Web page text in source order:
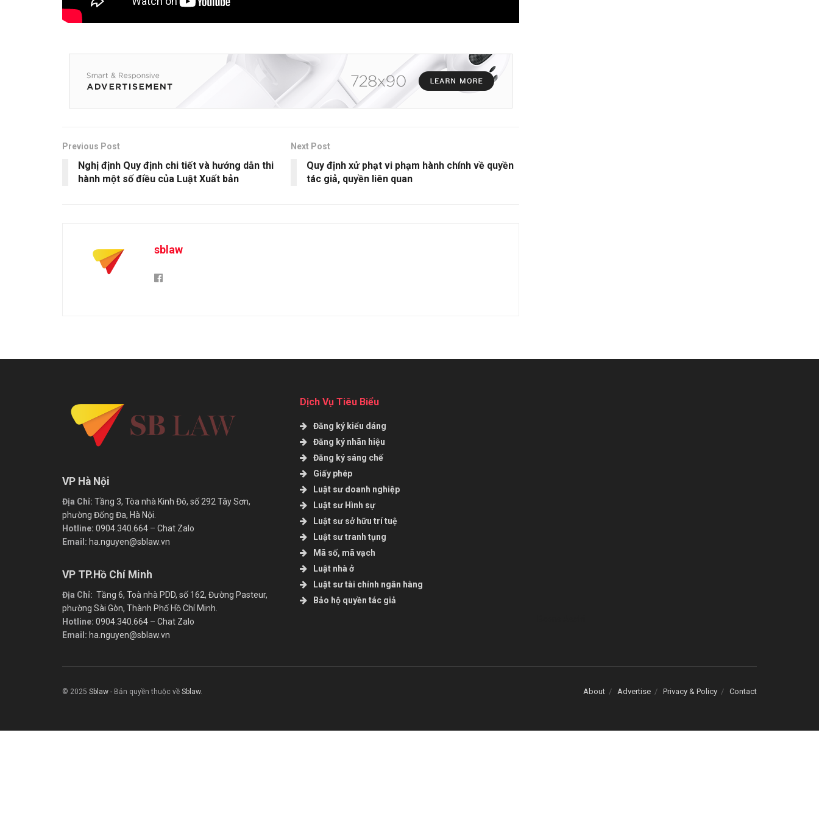
Previous Post
Nghị định Quy định chi tiết và hướng dẫn thi
hành một số điều của Luật Xuất bản
Next Post
Quy định xử phạt vi phạm hành chính về quyền
tác giả, quyền liên quan
sblaw
VP Hà Nội
Địa Chỉ: Tầng 3, Tòa nhà Kinh Đô, số 292 Tây Sơn,
phường Đống Đa, Hà Nội.
Hotline: 0904.340.664 – Chat Zalo
Email: ha.nguyen@sblaw.vn
VP TP.Hồ Chí Minh
Địa Chỉ: Tầng 6, Toà nhà PDD, số 162, Đường Pasteur,
phường Sài Gòn, Thành Phố Hồ Chí Minh.
Hotline: 0904.340.664 – Chat Zalo
Email: ha.nguyen@sblaw.vn
Dịch Vụ Tiêu Biểu
Đăng ký kiểu dáng
Đăng ký nhãn hiệu
Đăng ký sáng chế
Giấy phép
Luật sư doanh nghiệp
Luật sư Hình sự
Luật sư sở hữu trí tuệ
Luật sư tranh tụng
Mã số, mã vạch
Luật nhà ở
Luật sư tài chính ngân hàng
Bảo hộ quyền tác giả
About Advertise Privacy & Policy Contact
© 2025 Sblaw - Bản quyền thuộc về Sblaw.